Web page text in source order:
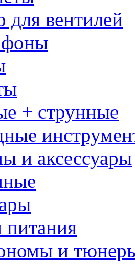
для вентилей
+ струнные
и аксессуары
питания
и